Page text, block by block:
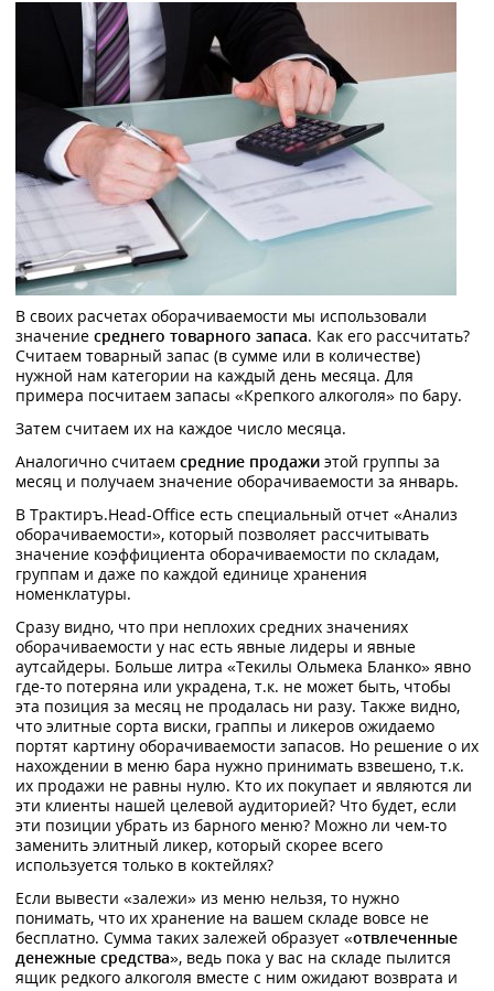
В своих расчетах оборачиваемости мы использовали
значение среднего товарного запаса. Как его рассчитать?
Считаем товарный запас (в сумме или в количестве)
нужной нам категории на каждый день месяца. Для
примера посчитаем запасы «Крепкого алкоголя» по бару.
Затем считаем их на каждое число месяца.
Аналогично считаем средние продажи этой группы за
месяц и получаем значение оборачиваемости за январь.
В Трактиръ.Head-Office есть специальный отчет «Анализ
оборачиваемости», который позволяет рассчитывать
значение коэффициента оборачиваемости по складам,
группам и даже по каждой единице хранения
номенклатуры.
Сразу видно, что при неплохих средних значениях
оборачиваемости у нас есть явные лидеры и явные
аутсайдеры. Больше литра «Текилы Ольмека Бланко» явно
где-то потеряна или украдена, т.к. не может быть, чтобы
эта позиция за месяц не продалась ни разу. Также видно,
что элитные сорта виски, граппы и ликеров ожидаемо
портят картину оборачиваемости запасов. Но решение о их
нахождении в меню бара нужно принимать взвешено, т.к.
их продажи не равны нулю. Кто их покупает и являются ли
эти клиенты нашей целевой аудиторией? Что будет, если
эти позиции убрать из барного меню? Можно ли чем-то
заменить элитный ликер, который скорее всего
используется только в коктейлях?
Если вывести «залежи» из меню нельзя, то нужно
понимать, что их хранение на вашем складе вовсе не
бесплатно. Сумма таких залежей образует «отвлеченные
денежные средства», ведь пока у вас на складе пылится
ящик редкого алкоголя вместе с ним ожидают возврата и